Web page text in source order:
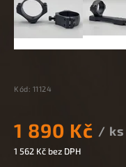
Kód: 11124
1 890 Kč / ks
1 562 Kč bez DPH